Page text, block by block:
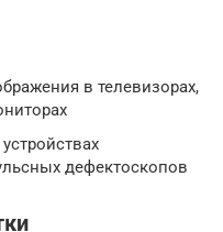
в телевизорах,
дефектоскопов